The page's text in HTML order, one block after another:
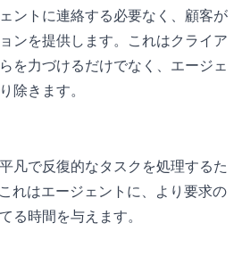
ントに連絡する必要なく、顧客が
ンを提供します。これはクライア
を力づけるだけでなく、エージェ
除きます。
凡で反復的なタスクを処理するた
れはエージェントに、より要求の
る時間を与えます。